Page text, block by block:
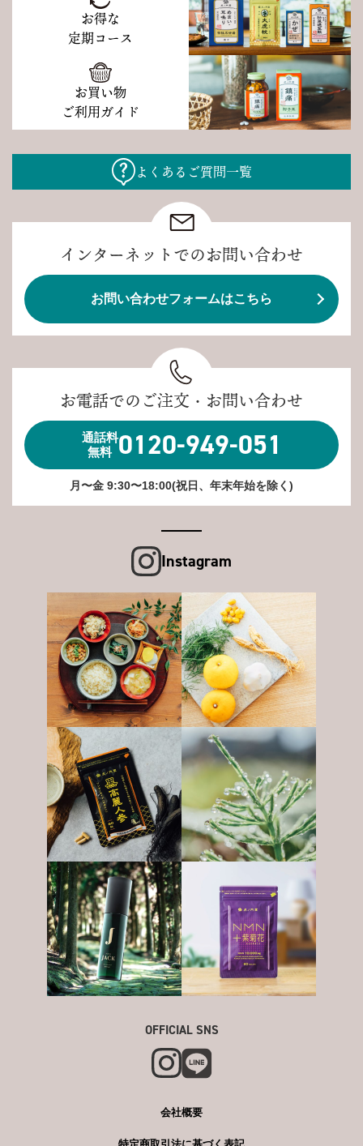
お得な
定期コース
お買い物
ご利用ガイド
よくあるご質問一覧
インターネットでのお問い合わせ
お問い合わせフォームはこちら
お電話でのご注文・お問い合わせ
通話料
無料 0120-949-051
月〜金 9:30〜18:00(祝日、年末年始を除く)
Instagram
OFFICIAL SNS
会社概要